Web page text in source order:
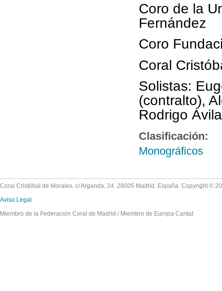
Coro de la
Fernández
Coro
Coral
Solistas:
(contralto),
Rodrigo
Clasificación:
Monográficos
Coral Cristóbal de Morales. c/ Arganda, 24. 28005 Madrid. España. Copyright ©
Aviso Legal
Miembro de la Federación Coral de Madrid / Miembro de Europa Cantat